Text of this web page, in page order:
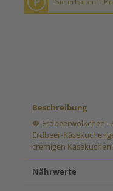
Beschreibung
🍓 Erdbeerwölkchen
Erdbeer-
cremigen
Nährwerte